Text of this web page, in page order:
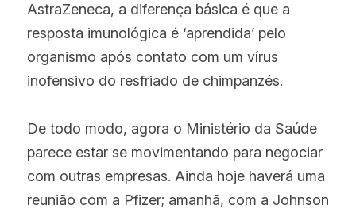
AstraZeneca, a diferença básica é que a
resposta imunológica é ‘aprendida’ pelo
organismo após contato com um vírus
inofensivo do resfriado de chimpanzés.
De todo modo, agora o Ministério da Saúde
parece estar se movimentando para negociar
com outras empresas. Ainda hoje haverá uma
reunião com a Pfizer; amanhã, com a Johnson